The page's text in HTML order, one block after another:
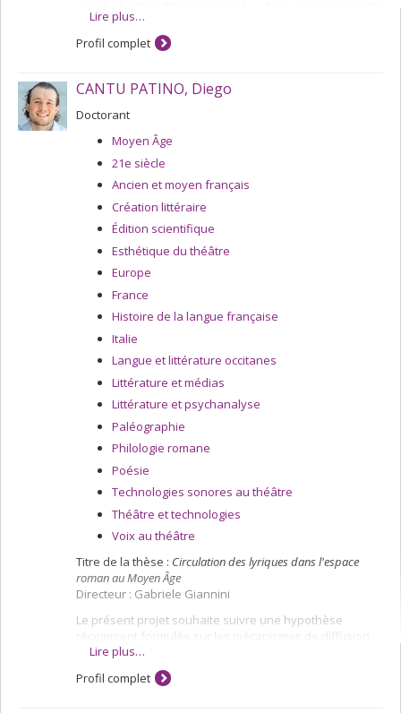
avec Marie-Madeleine Mervant-Roux et Jean-Marc
Larrue le numéro 201 « Voix Words Words Words » de la
Théâtre/Public
oralité et d’une auralité modernes : mouvements du
2014-2017). Elle est aussi codirectrice de
théâtral,revue québécoise d’études théâtrales
subventionnée par le CRSH et actuellement basée à
l’Université de Montréal.
Lire plus…
Profil complet
CANTU PATINO, Diego
Doctorant
Moyen Âge
21e siècle
Ancien et moyen français
Création littéraire
Édition scientifique
Esthétique du théâtre
Europe
France
Histoire de la langue française
Italie
Langue et littérature occitanes
Littérature et médias
Littérature et psychanalyse
Paléographie
Philologie romane
Poésie
Technologies sonores au théâtre
Théâtre et technologies
Voix au théâtre
Titre de la thèse : Circulation des lyriques dans l'espace
roman au Moyen Âge
Directeur : Gabriele Giannini
Le présent projet souhaite suivre une hypothèse
récemment formulée sur les mécanismes de diffusion
des traditions lyriques en langue romane au Moyen Âge
central, et qui, de ce fait, remet en question un acquis
scientifique de longue date. En effet, depuis le XIXe
Lire plus…
Profil complet